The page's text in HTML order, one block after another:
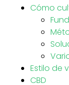
Cómo
Estilo de
CBD